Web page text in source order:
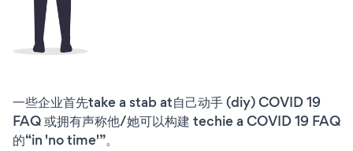
一些企业首先take a stab at自己动手 (diy) COVID 19
FAQ 或拥有声称他/她可以构建 techie a COVID 19 FAQ
的“in 'no time'”。